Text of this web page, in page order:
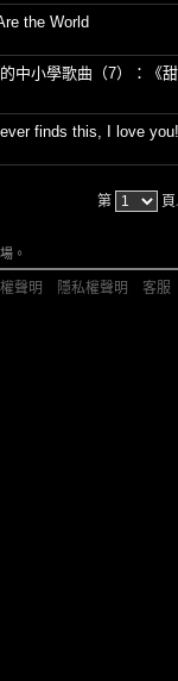
the World
中小學歌曲（7）：《
finds this, I love
第
。
聲明 隱私權聲明 客服